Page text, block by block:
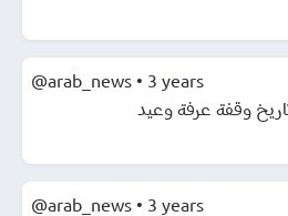
@arab_news • 3 years
وقفة عرفة وعيد
@arab_news • 3 years